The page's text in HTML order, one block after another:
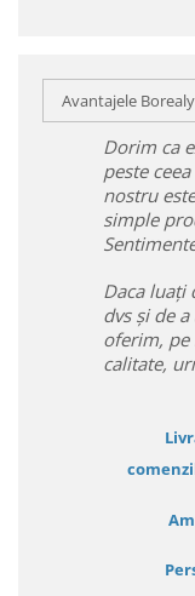
Avantajele Borealy
Dorim ca
peste
nostru
simple
Daca luați
dvs și de
oferim, pe
calitate,